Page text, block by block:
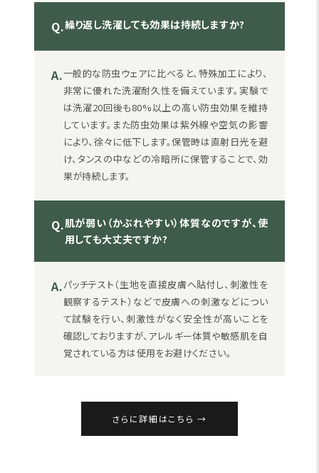
Q.繰り返し洗濯しても効果は持続しますか?
A.一般的な防虫ウェアに比べると、特殊加工により、
非常に優れた洗濯耐久性を備えています。実験で
は洗濯20回後も80%以上の高い防虫効果を維持
しています。また防虫効果は紫外線や空気の影響
により、徐々に低下します。保管時は直射日光を避
け、タンスの中などの冷暗所に保管することで、効
果が持続します。
Q.肌が弱い（かぶれやすい）体質なのですが、使
用しても大丈夫ですか?
A.パッチテスト（生地を直接皮膚へ貼付し、刺激性を
観察するテスト）などで皮膚への刺激などについ
て試験を行い、刺激性がなく安全性が高いことを
確認しておりますが、アレルギー体質や敏感肌を自
覚されている方は使用をお避けください。
さらに詳細はこちら